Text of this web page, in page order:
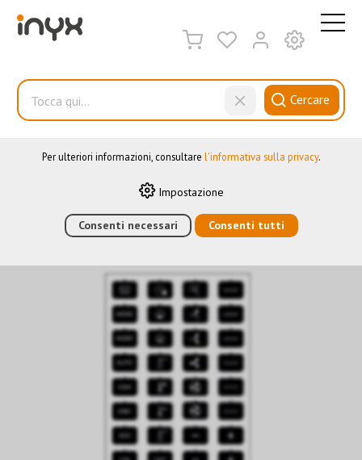
Cercare
Icone
E-SHOP › AUTOMAZIONE DEGLI EDIFICI › KNX ›
ELEMENTI
DI CONTROLLO › 9025 › ICONE › SET ICONE C NERO
QUESTO SITO WEB UTILIZZA I COOKIE
di utilizzare più funzionalità, altri ancora ci aiutano a
comprendere meglio i nostri utenti. Ci aiutano quindi a
ottimizzare costantemente i nostri servizi. Alcuni cookie, se
Per ulteriori informazioni, consultare l'informativa sulla privacy.
Impostazione
Consenti necessari Consenti tutti